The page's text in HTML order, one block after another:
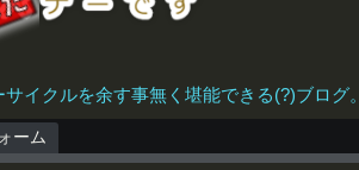
イクルを余す事無く堪能できる(?)ブログ。
ーム